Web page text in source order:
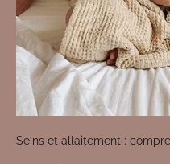
Seins et allaitement :